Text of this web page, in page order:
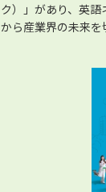
ク）」があり、英
から産業界の未来を